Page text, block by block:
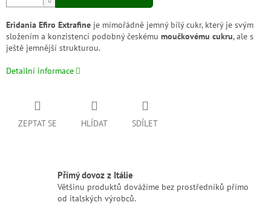
Eridania Efiro Extrafine je mimořádně jemný bílý cukr, který je svým
složením a konzistencí podobný českému moučkovému cukru, ale s
ještě jemnější strukturou.
Detailní informace
ZEPTAT SE HLÍDAT SDÍLET
Přímý dovoz z Itálie
Většinu produktů dovážíme bez prostředníků přímo
od italských výrobců.